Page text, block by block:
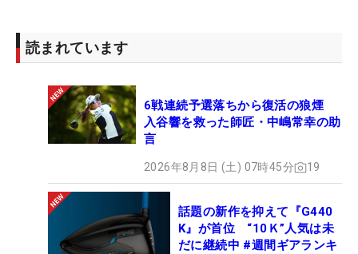
読まれています
6戦連続予選落ちから復活の狼煙
入谷響を救った師匠・中嶋常幸の助
言
2026年8月8日 (土) 07時45分 19
話題の新作を抑えて『G440
K』が首位 “10Ｋ”人気は未
だに継続中 #週間ギアランキ